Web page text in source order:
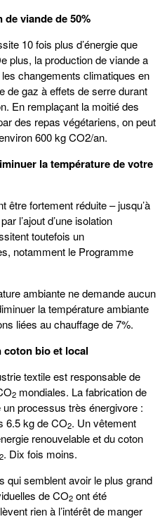
viande de 50%
10 fois plus d’énergie que
plus, la production de viande a
changements climatiques en
de gaz à effets de serre durant
En remplaçant la moitié des
des repas végétariens, on peut
600 kg CO2/an.
la température de votre
être fortement réduite – jusqu’à
l’ajout d’une isolation
toutefois un
notamment le Programme
ambiante ne demande aucun
la température ambiante
liées au chauffage de 7%.
coton bio et local
textile est responsable de
2 mondiales. La fabrication de
processus très énergivore :
6.5 kg de CO2. Un vêtement
renouvelable et du coton
2. Dix fois moins.
qui semblent avoir le plus grand
de CO2 ont été
rien à l’intérêt de manger